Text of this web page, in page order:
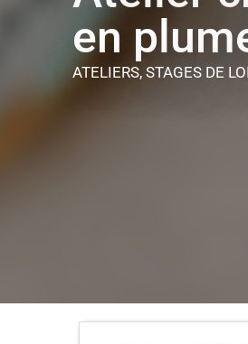
en
ATELIERS, STAGES DE